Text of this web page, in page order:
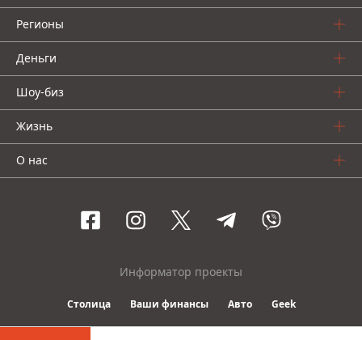
Регионы
Деньги
Шоу-биз
Жизнь
О нас
Информатор проекты
Столица Ваши финансы Авто Geek